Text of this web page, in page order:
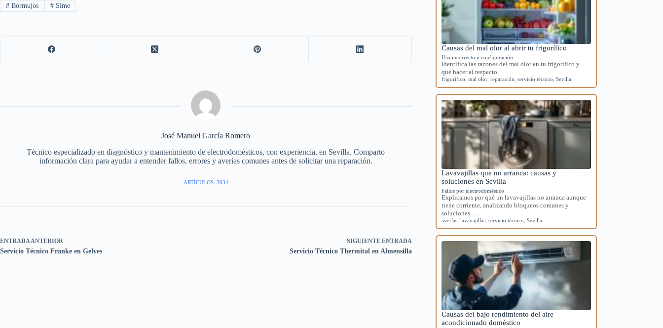
#Bormujos #Sime
José Manuel García Romero
Técnico especializado en diagnóstico y mantenimiento de electrodomésticos, con experiencia, en Sevilla. Comparto
información clara para ayudar a entender fallos, errores y averías comunes antes de solicitar una reparación.
ARTÍCULOS: 3034
ENTRADA ANTERIOR
Servicio Técnico Franke en Gelves
SIGUIENTE ENTRADA
Servicio Técnico Thermital en Almensilla
Causas del mal olor al abrir tu frigorífico
Uso incorrecto y configuración
Identifica las razones del mal olor en tu frigorífico y
qué hacer al respecto.
frigorífico ,mal olor ,reparación ,servicio técnico ,Sevilla
Lavavajillas que no arranca: causas y
soluciones en Sevilla
Fallos por electrodoméstico
Explicamos por qué un lavavajillas no arranca aunque
tiene corriente, analizando bloqueos comunes y
soluciones…
averías ,lavavajillas ,servicio técnico ,Sevilla
Causas del bajo rendimiento del aire
acondicionado doméstico